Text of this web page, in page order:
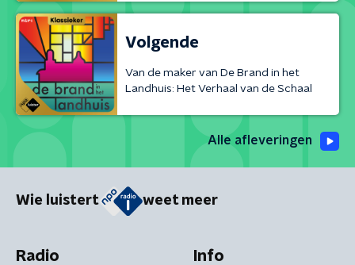
Volgende
Van de maker van De Brand in het
Landhuis: Het Verhaal van de Schaal
Alle afleveringen
Wie luistert weet meer
Radio Info